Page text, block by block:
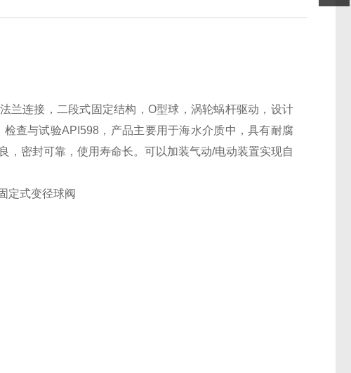
兰连接，二段式固定结构，O型球，涡轮蜗杆驱动，设计
查与试验API598，产品主要用于海水介质中，具有耐腐
，密封可靠，使用寿命长。可以加装气动/电动装置实现自